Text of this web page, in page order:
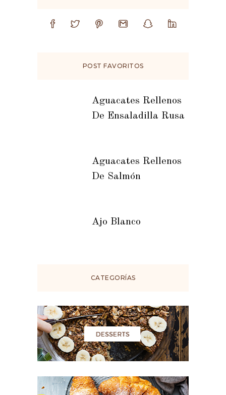
POST FAVORITOS
Aguacates Rellenos
De Ensaladilla Rusa
Aguacates Rellenos
De Salmón
Ajo Blanco
CATEGORÍAS